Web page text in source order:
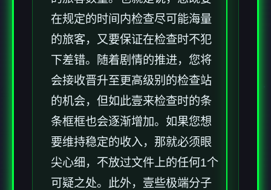
在规定的时间内检查尽可能海量
的旅客，又要保证在检查时不犯
下差错。随着剧情的推进，您将
会接收晋升至更高级别的检查站
的机会，但如此壹来检查时的条
条框框也会逐渐增加。如果您想
要维持稳定的收入，那就必须眼
尖心细，不放过文件上的任何1个
可疑之处。此外，壹些极端分子